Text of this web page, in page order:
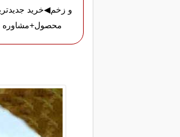
و زخم◀خرید
محصول+مشاوره